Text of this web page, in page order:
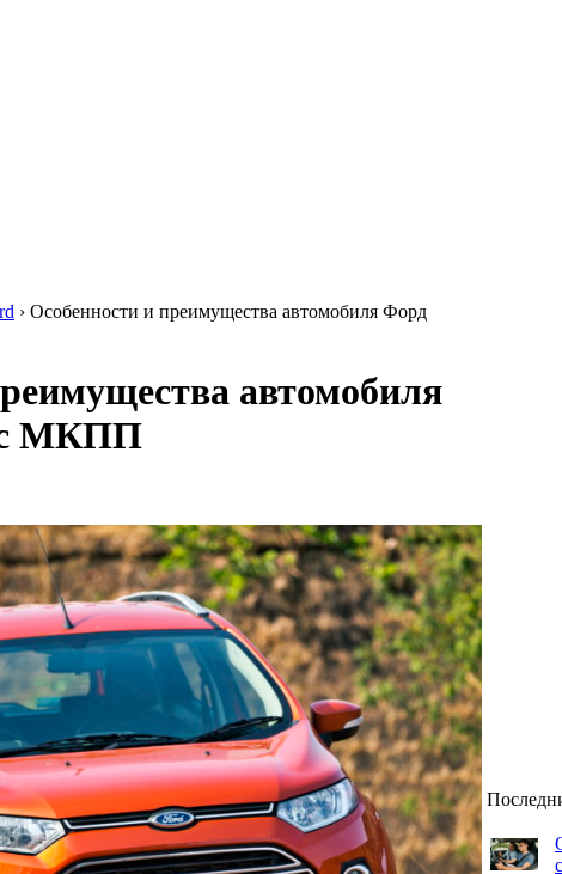
› Особенности и преимущества автомобиля Форд
автомобиля
с МКПП